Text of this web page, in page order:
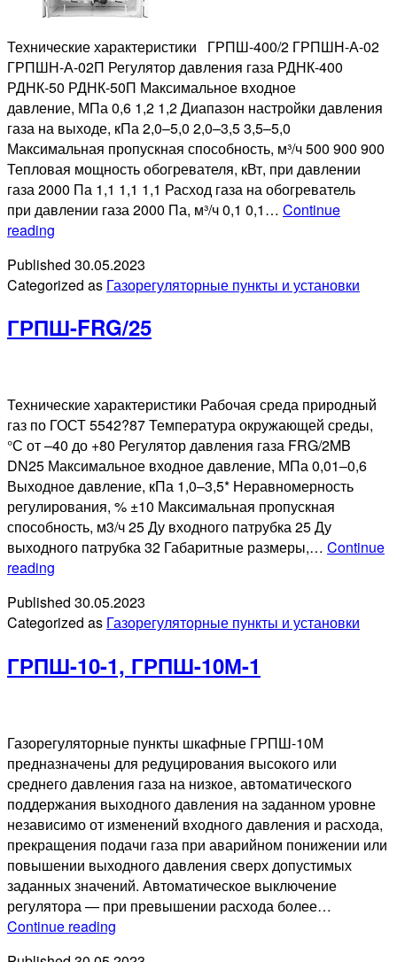
Технические характеристики ГРПШ-400/2 ГРПШН-А-02
ГРПШН-А-02П Регулятор давления газа РДНК-400
РДНК-50 РДНК-50П Максимальное входное
давление, МПа 0,6 1,2 1,2 Диапазон настройки давления
газа на выходе, кПа 2,0–5,0 2,0–3,5 3,5–5,0
Максимальная пропускная способность, м³/ч 500 900 900
Тепловая мощность обогревателя, кВт, при давлении
газа 2000 Па 1,1 1,1 1,1 Расход газа на обогреватель
при давлении газа 2000 Па, м³/ч 0,1 0,1… Continue
reading
А-02
Published 30.05.2023
Categorized as Газорегуляторные пункты и установки
ГРПШ-FRG/25
Технические характеристики Рабочая среда природный
газ по ГОСТ 5542?87 Температура окружающей среды,
°С от –40 до +80 Регулятор давления газа FRG/2MB
DN25 Максимальное входное давление, МПа 0,01–0,6
Выходное давление, кПа 1,0–3,5* Неравномерность
регулирования, % ±10 Максимальная пропускная
способность, м3/ч 25 Ду входного патрубка 25 Ду
выходного патрубка 32 Габаритные размеры,… Continue
reading
Published 30.05.2023
Categorized as Газорегуляторные пункты и установки
ГРПШ-10-1, ГРПШ-10М-1
Газорегуляторные пункты шкафные ГРПШ-10М
предназначены для редуцирования высокого или
среднего давления газа на низкое, автоматического
поддержания выходного давления на заданном уровне
независимо от изменений входного давления и расхода,
прекращения подачи газа при аварийном понижении или
повышении выходного давления сверх допустимых
заданных значений. Автоматическое выключение
регулятора — при превышении расхода более…
Continue reading